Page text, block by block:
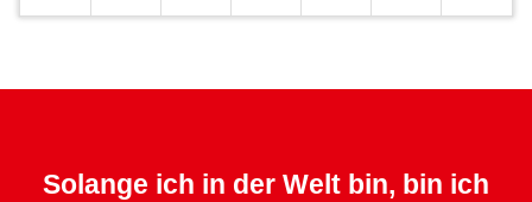
Solange ich in der Welt bin, bin ich